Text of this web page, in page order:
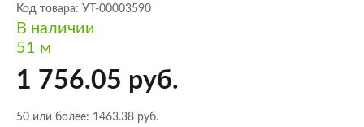
Код товара: УТ-00003590
В наличии
51 м
1 756.05 руб.
50 или более: 1463.38 руб.